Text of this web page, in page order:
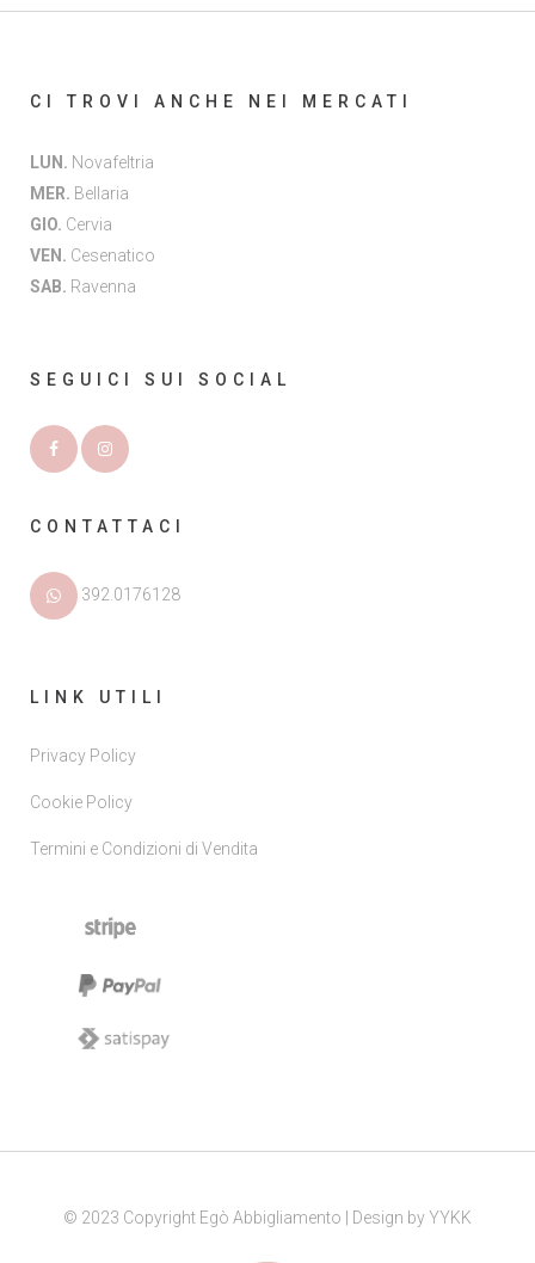
CI TROVI ANCHE NEI MERCATI
LUN. Novafeltria
MER. Bellaria
GIO. Cervia
VEN. Cesenatico
SAB. Ravenna
SEGUICI SUI SOCIAL
CONTATTACI
392.0176128
LINK UTILI
Privacy Policy
Cookie Policy
Termini e Condizioni di Vendita
© 2023 Copyright Egò Abbigliamento | Design byYYKK